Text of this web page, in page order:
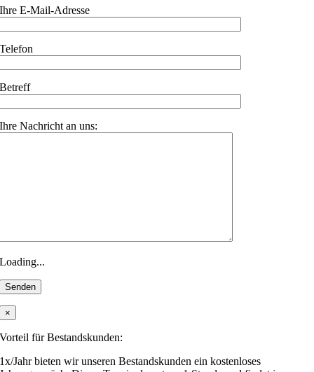
Ihre E-Mail-Adresse
Telefon
Betreff
Ihre Nachricht an uns:
Loading...
×
Vorteil für Bestandskunden:
1x/Jahr bieten wir unseren Bestandskunden ein kostenloses